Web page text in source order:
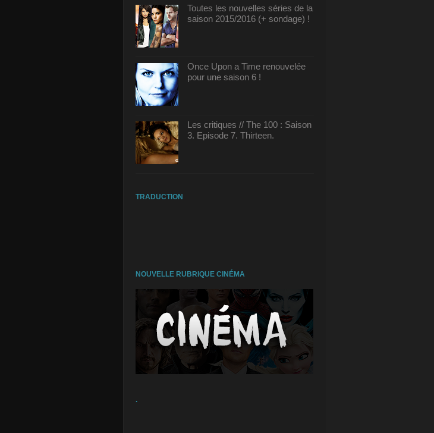
Toutes les nouvelles séries de la
saison 2015/2016 (+ sondage) !
Once Upon a Time renouvelée
pour une saison 6 !
Les critiques // The 100 : Saison
3. Episode 7. Thirteen.
TRADUCTION
NOUVELLE RUBRIQUE CINÉMA
.